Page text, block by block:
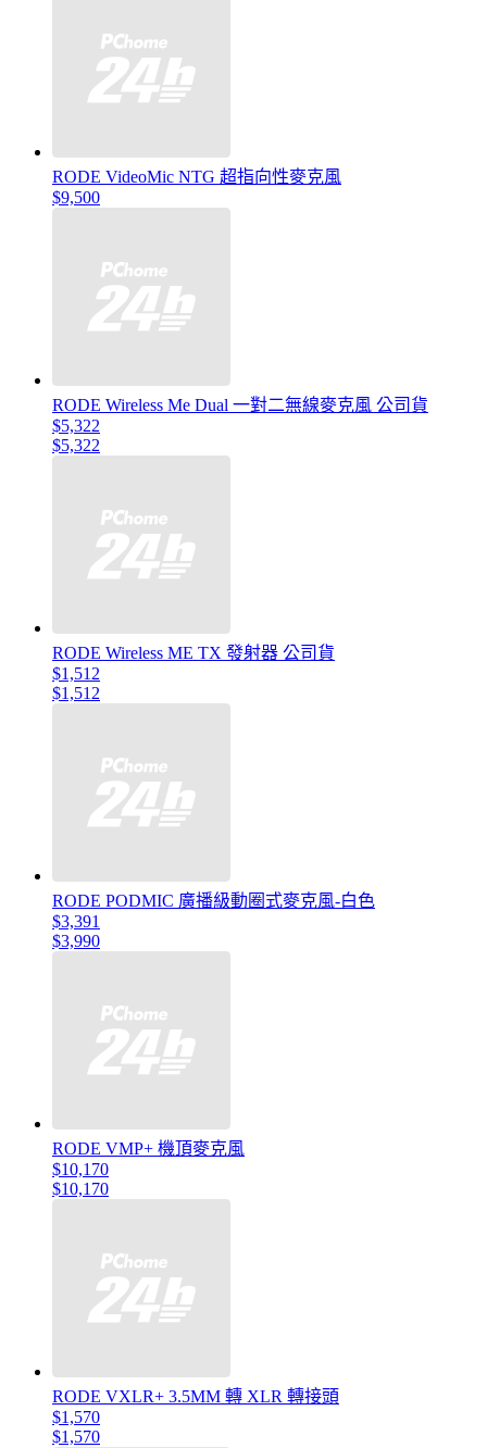
RODE VideoMic NTG 超指向性麥克風
$9,500
RODE Wireless Me Dual 一對二無線麥克風 公司貨
$5,322
$5,322
RODE Wireless ME TX 發射器 公司貨
$1,512
$1,512
RODE PODMIC 廣播級動圈式麥克風-白色
$3,391
$3,990
RODE VMP+ 機頂麥克風
$10,170
$10,170
RODE VXLR+ 3.5MM 轉 XLR 轉接頭
$1,570
$1,570